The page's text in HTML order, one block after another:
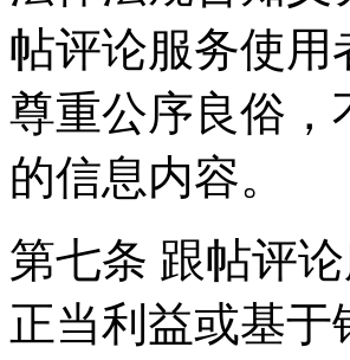
帖评论服务使
尊重公序良俗，
的信息内容。
第七条 跟帖评
正当利益或基